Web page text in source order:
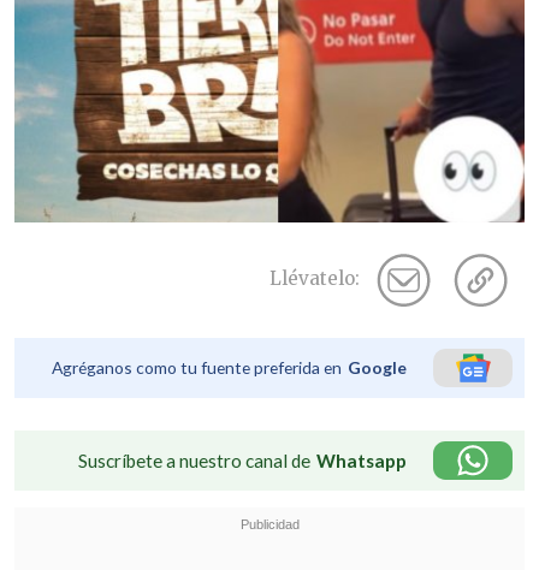
Llévatelo:
Agréganos como tu fuente preferida en Google
Suscríbete a nuestro canal de Whatsapp